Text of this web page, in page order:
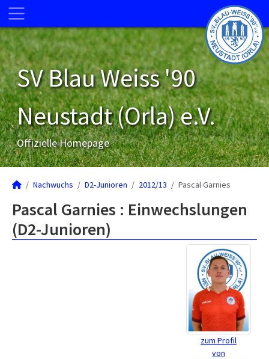
SV Blau Weiss '90
Neustadt (Orla) e.V.
Offizielle Homepage
Nachwuchs D2-Junioren 2012/13 Pascal Garnies
Pascal Garnies : Einwechslungen
(D2-Junioren)
zum Profil
von